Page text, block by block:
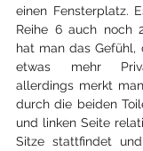
einen Fensterplatz.
Reihe 6 auch noch
hat man das Gefühl,
etwas mehr
allerdings merkt
durch die beiden
und linken Seite
Sitze stattfindet